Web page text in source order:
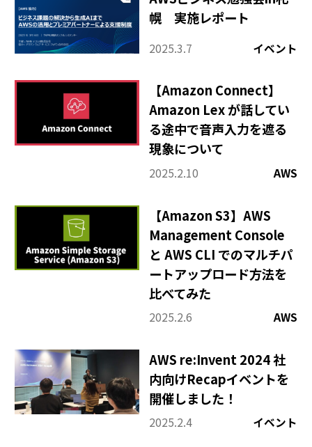
幌 実施レポート
2025.3.7 イベント
【Amazon Connect】
Amazon Lex が話してい
る途中で音声入力を遮る
現象について
2025.2.10 AWS
【Amazon S3】AWS
Management Console
と AWS CLI でのマルチパ
ートアップロード方法を
比べてみた
2025.2.6 AWS
AWS re:Invent 2024 社
内向けRecapイベントを
開催しました！
2025.2.4 イベント